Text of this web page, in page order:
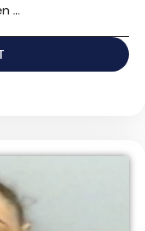
...